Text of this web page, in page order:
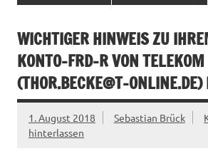
WICHTIGER HINWEIS ZU
KONTO-FRD-R VON TELEKOM
(THOR.BECKE@T-ONLINE.DE)
1. August 2018 Sebastian Brück
hinterlassen